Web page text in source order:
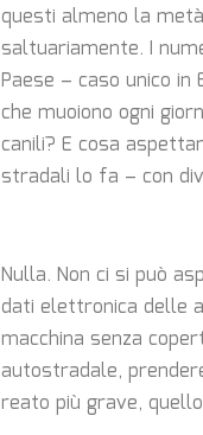
questi almeno la
saltuariamente. I
Paese – caso unico
che muoiono ogni
canili? E cosa
stradali lo fa – con
Nulla. Non ci si può
dati elettronica delle
macchina senza
autostradale,
reato più grave,